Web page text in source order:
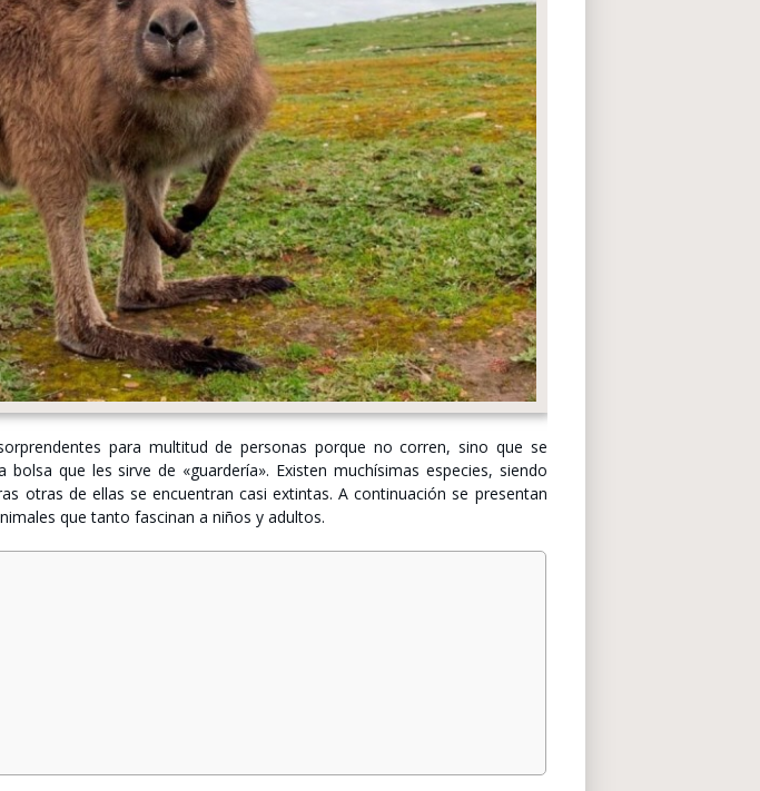
para multitud de personas porque no corren, sino que se
que les sirve de «guardería». Existen muchísimas especies, siendo
otras de ellas se encuentran casi extintas. A continuación se presentan
que tanto fascinan a niños y adultos.